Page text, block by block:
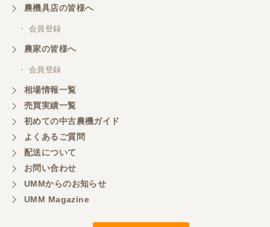
商談成立の連絡をいたいておりません。
山梨県／中川
このたびは、ありがとうございました。
山梨県／好ちゃん
大変いい商品で草刈り作業で活躍しています
農機具店の皆様へ
・ 会員登録
農家の皆様へ
・ 会員登録
相場情報一覧
売買実績一覧
初めての中古農機ガイド
よくあるご質問
配送について
お問い合わせ
UMMからのお知らせ
UMM Magazine